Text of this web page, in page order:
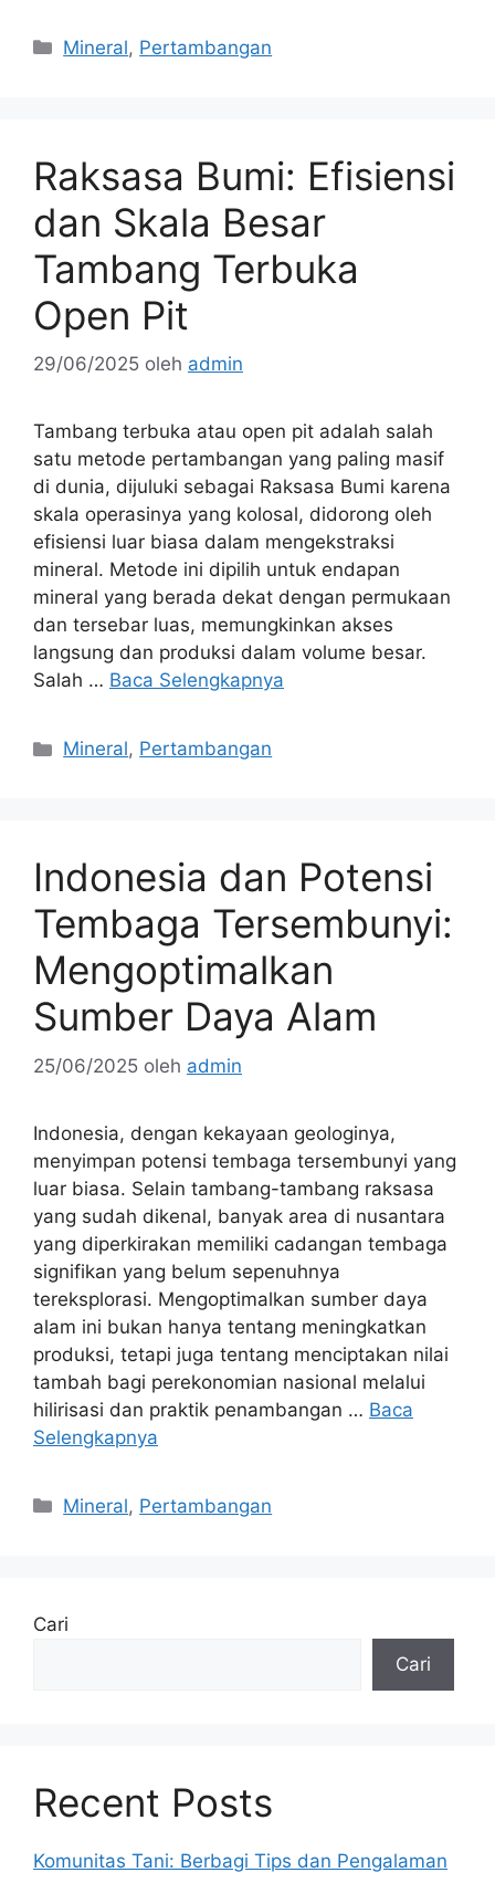
Kategori
Mineral, Pertambangan
Raksasa Bumi: Efisiensi
dan Skala Besar
Tambang Terbuka
Open Pit
29/06/2025 oleh admin
Tambang terbuka atau open pit adalah salah
satu metode pertambangan yang paling masif
di dunia, dijuluki sebagai Raksasa Bumi karena
skala operasinya yang kolosal, didorong oleh
efisiensi luar biasa dalam mengekstraksi
mineral. Metode ini dipilih untuk endapan
mineral yang berada dekat dengan permukaan
dan tersebar luas, memungkinkan akses
langsung dan produksi dalam volume besar.
Salah … Baca Selengkapnya
Kategori
Mineral, Pertambangan
Indonesia dan Potensi
Tembaga Tersembunyi:
Mengoptimalkan
Sumber Daya Alam
25/06/2025 oleh admin
Indonesia, dengan kekayaan geologinya,
menyimpan potensi tembaga tersembunyi yang
luar biasa. Selain tambang-tambang raksasa
yang sudah dikenal, banyak area di nusantara
yang diperkirakan memiliki cadangan tembaga
signifikan yang belum sepenuhnya
tereksplorasi. Mengoptimalkan sumber daya
alam ini bukan hanya tentang meningkatkan
produksi, tetapi juga tentang menciptakan nilai
tambah bagi perekonomian nasional melalui
hilirisasi dan praktik penambangan … Baca
Selengkapnya
Kategori
Mineral, Pertambangan
Cari
Cari
Recent Posts
Komunitas Tani: Berbagi Tips dan Pengalaman